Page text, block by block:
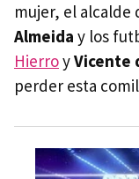
mujer, el alcalde
Almeida y los
HierroyVicente
perder esta